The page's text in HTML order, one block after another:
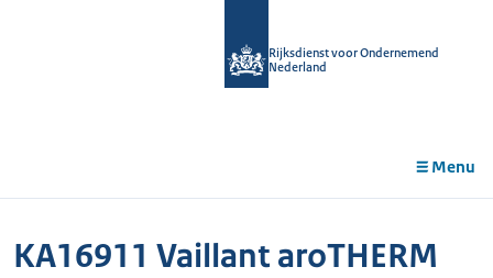
Rijksdienst voor Ondernemend
Nederland
Menu
KA16911 Vaillant aroTHERM